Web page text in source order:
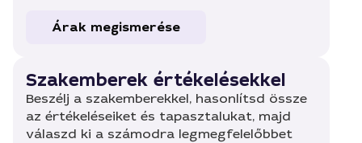
Árak megismerése
Szakemberek értékelésekkel
Beszélj a szakemberekkel, hasonlítsd össze
az értékeléseiket és tapasztalukat, majd
válaszd ki a számodra legmegfelelőbbet